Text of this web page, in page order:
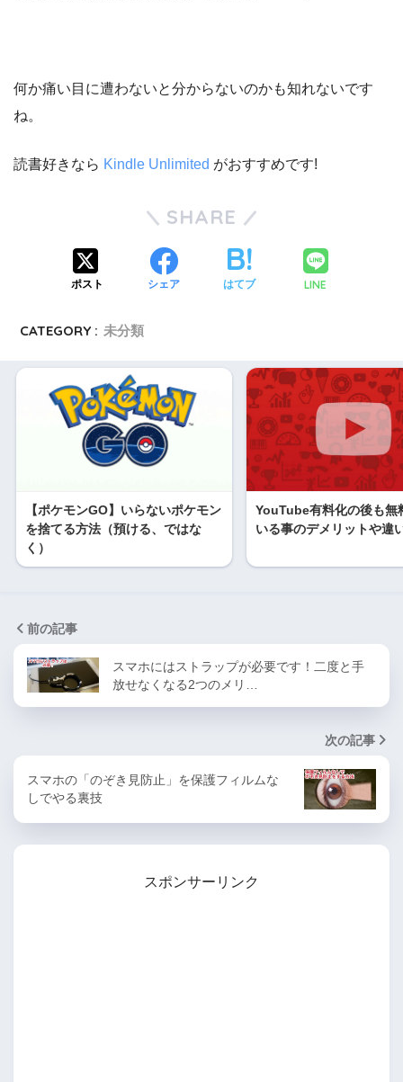
何か痛い目に遭わないと分からないのかも知れないです
ね。
読書好きなら Kindle Unlimited がおすすめです!
SHARE
ポスト シェア はてブ LINE
CATEGORY : 未分類
【ポケモンGO】いらないポケモン
を捨てる方法（預ける、ではな
く）
YouTube有料化の後も無
いる事のデメリットや違
前の記事
スマホにはストラップが必要です！二度と手
放せなくなる2つのメリ…
次の記事
スマホの「のぞき見防止」を保護フィルムな
しでやる裏技
スポンサーリンク